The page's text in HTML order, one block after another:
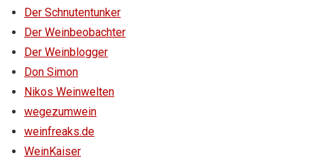
Der Schnutentunker
Der Weinbeobachter
Der Weinblogger
Don Simon
Nikos Weinwelten
wegezumwein
weinfreaks.de
WeinKaiser